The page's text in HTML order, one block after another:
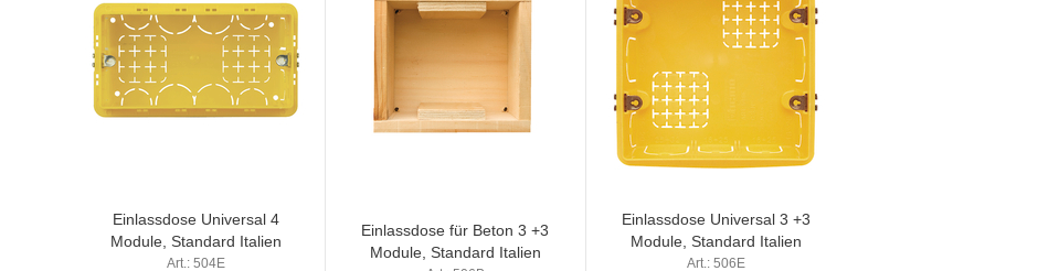
Einlassdose Universal 4
Module, Standard Italien
Art.: 504E
Einlassdose für Beton 3 +3
Module, Standard Italien
Einlassdose Universal 3 +3
Module, Standard Italien
Art.: 506E